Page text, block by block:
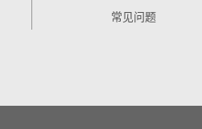
常见问题